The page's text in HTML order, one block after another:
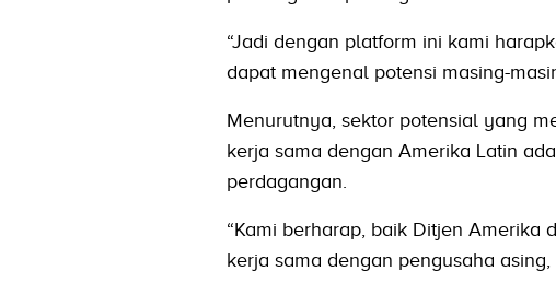
“Jadi dengan platform ini kami
dapat mengenal potensi masing-
Menurutnya, sektor potensial yang
kerja sama dengan Amerika Latin
perdagangan.
“Kami berharap, baik Ditjen Amerika
kerja sama dengan pengusaha